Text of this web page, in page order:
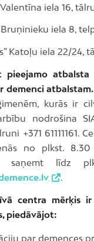
Valentīna iela 16,
Bruņinieku iela 8,
Katoļu iela 22/24,
pieejamo
demenci atbalstam.
kurās ir
nodrošina
+371 61111161.
no plkst. 8.30
saņemt līdz
.
centra mērķis
piedāvājot:
par demences